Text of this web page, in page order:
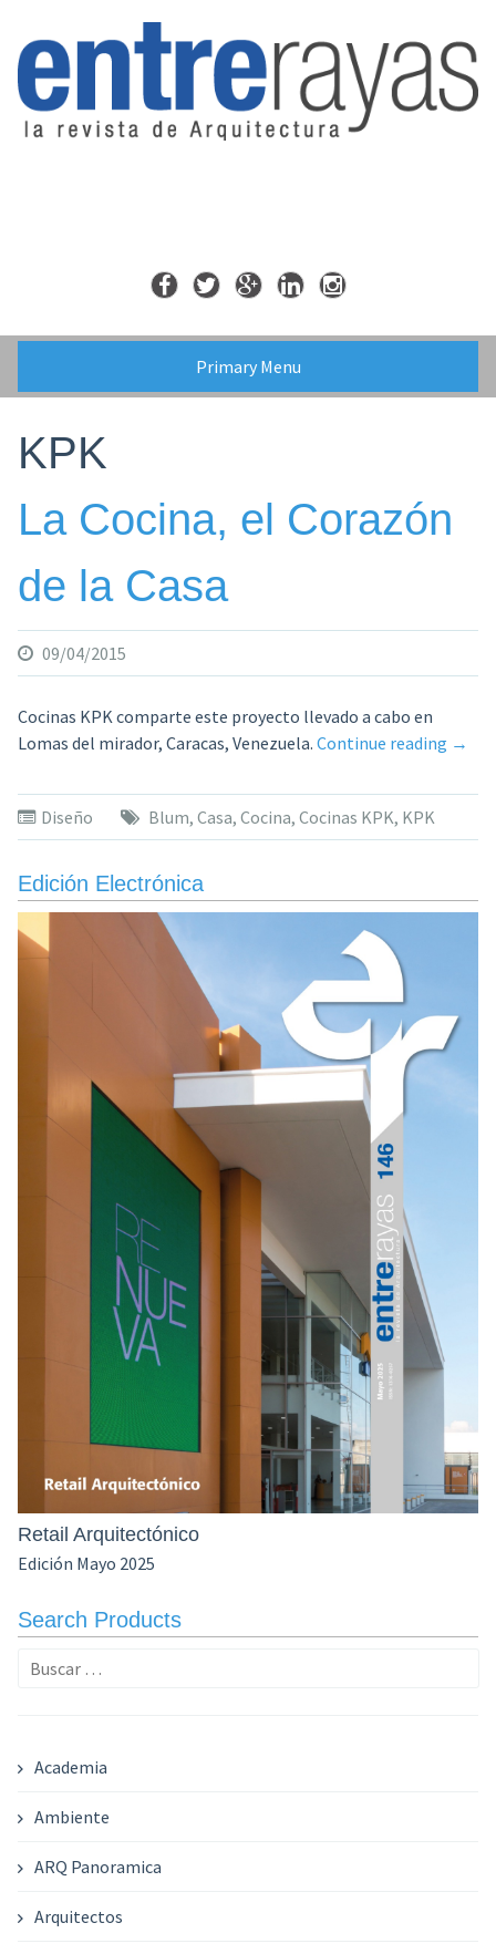
content
Primary Menu
KPK
La Cocina, el Corazón
de la Casa
09/04/2015
Cocinas KPK comparte este proyecto llevado a cabo en
Lomas del mirador, Caracas, Venezuela. Continue reading «La
el
Casa»
→
Diseño Blum, Casa, Cocina, Cocinas KPK, KPK
Edición Electrónica
Retail Arquitectónico
Edición Mayo 2025
Search Products
Buscar:
Academia
Ambiente
ARQ Panoramica
Arquitectos